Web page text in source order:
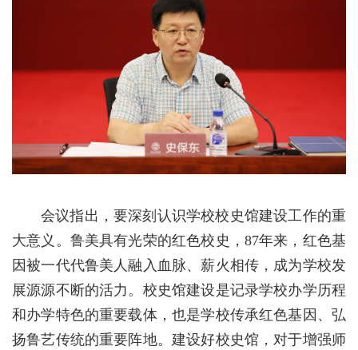
会议指出，要深刻认识学校校史馆建设工作的重
大意义。鲁美具有光荣的红色校史，87年来，红色基
因被一代代鲁美人融入血脉、薪火相传，成为学校发
展源源不断的活力。校史馆建设是记录学校办学历程
和办学特色的重要载体，也是学校传承红色基因、弘
扬鲁艺传统的重要阵地。建设好校史馆，对于增强师